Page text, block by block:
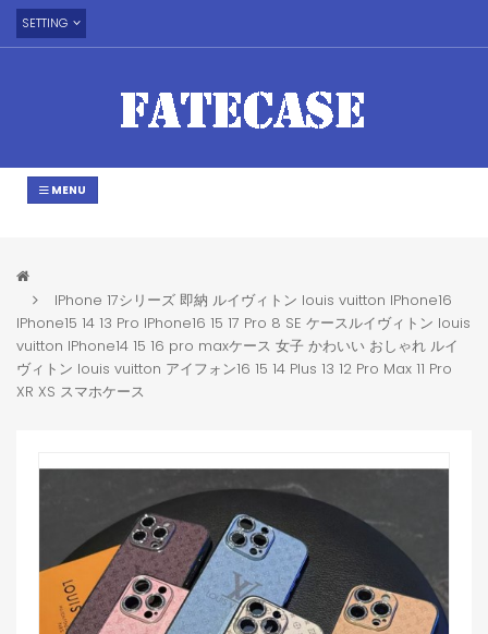
SETTING
MENU
IPhone 17シリーズ 即納 ルイヴィトン louis vuitton IPhone16
IPhone15 14 13 Pro IPhone16 15 17 Pro 8 SE ケースルイヴィトン louis
vuitton IPhone14 15 16 pro maxケース 女子 かわいい おしゃれ ルイ
ヴィトン louis vuitton アイフォン16 15 14 Plus 13 12 Pro Max 11 Pro
XR XS スマホケース